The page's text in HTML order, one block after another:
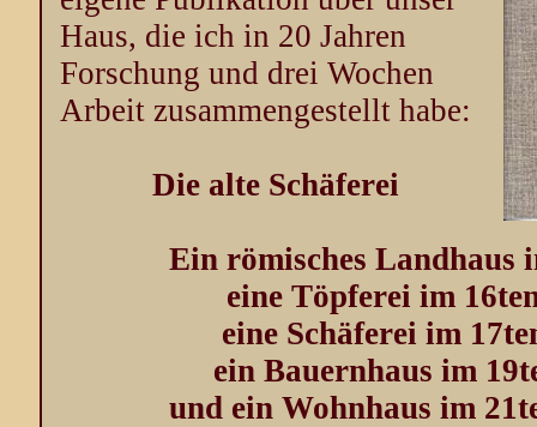
Haus, die ich in 20 Jahren
Forschung und drei Wochen
Arbeit zusammengestellt habe:
Die alte Schäferei
Ein römisches Landhaus
eine Töpferei im
eine Schäferei im
ein Bauernhaus im
und ein Wohnhaus im